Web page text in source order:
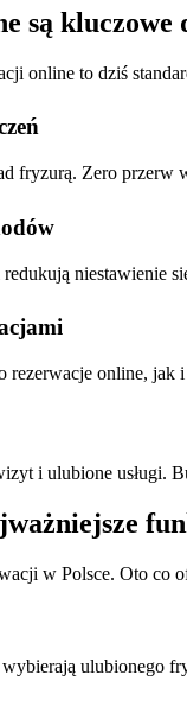
są kluczowe
online to dziś
fryzurą. Zero przerw
niestawienie
rezerwacje online,
i ulubione usługi.
w Polsce. Oto co
ulubionego